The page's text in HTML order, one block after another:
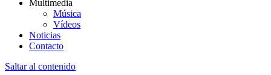
Multimedia
Música
Vídeos
Noticias
Contacto
Saltar al contenido